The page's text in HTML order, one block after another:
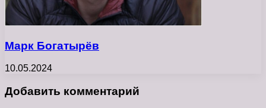
Марк Богатырёв
10.05.2024
Добавить комментарий